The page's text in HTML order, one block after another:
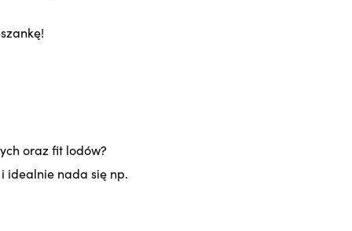
oraz fit lodów?
idealnie nada się np.